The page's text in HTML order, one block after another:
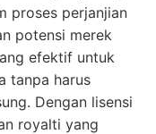
proses perjanjian
potensi merek
efektif untuk
tanpa harus
Dengan lisensi
royalti yang